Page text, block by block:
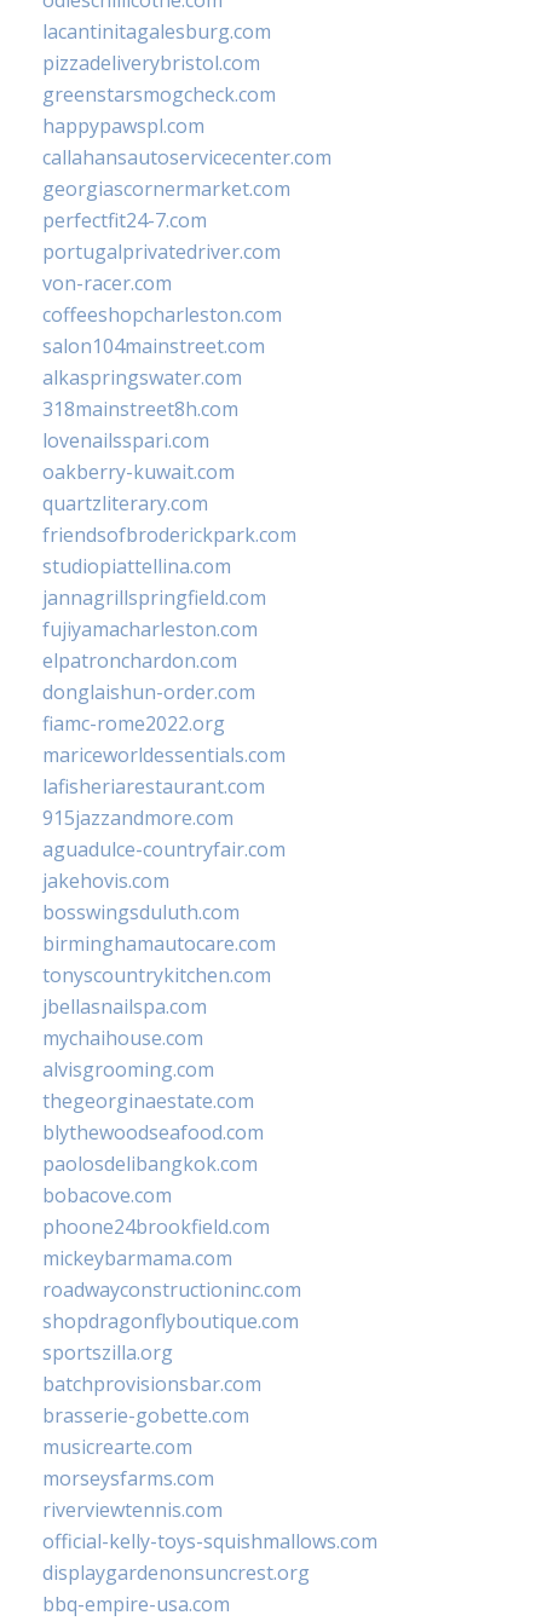
lacantinitagalesburg.com
pizzadeliverybristol.com
greenstarsmogcheck.com
happypawspl.com
callahansautoservicecenter.com
georgiascornermarket.com
perfectfit24-7.com
portugalprivatedriver.com
von-racer.com
coffeeshopcharleston.com
salon104mainstreet.com
alkaspringswater.com
318mainstreet8h.com
lovenailsspari.com
oakberry-kuwait.com
quartzliterary.com
friendsofbroderickpark.com
studiopiattellina.com
jannagrillspringfield.com
fujiyamacharleston.com
elpatronchardon.com
donglaishun-order.com
fiamc-rome2022.org
mariceworldessentials.com
lafisheriarestaurant.com
915jazzandmore.com
aguadulce-countryfair.com
jakehovis.com
bosswingsduluth.com
birminghamautocare.com
tonyscountrykitchen.com
jbellasnailspa.com
mychaihouse.com
alvisgrooming.com
thegeorginaestate.com
blythewoodseafood.com
paolosdelibangkok.com
bobacove.com
phoone24brookfield.com
mickeybarmama.com
roadwayconstructioninc.com
shopdragonflyboutique.com
sportszilla.org
batchprovisionsbar.com
brasserie-gobette.com
musicrearte.com
morseysfarms.com
riverviewtennis.com
official-kelly-toys-squishmallows.com
displaygardenonsuncrest.org
bbq-empire-usa.com